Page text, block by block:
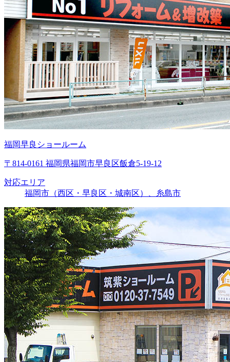
福岡早良ショールーム
〒814-0161 福岡県福岡市早良区飯倉5-19-12
対応エリア
福岡市（西区・早良区・城南区）、糸島市